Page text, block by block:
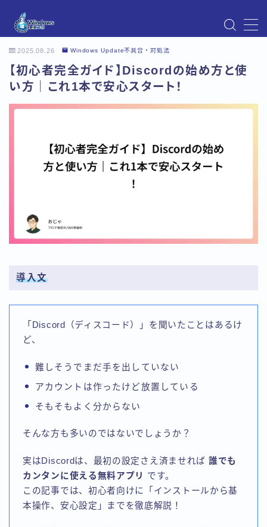
Instagram
Windows Updateの不具合・エラー対処法まとめ
【Windows11対応】
アクセス
トップページ
プライバシーポリシー
利用規約／特定商取引法に基づく表記
有料記事の決済完了ページ
運営者情報
2025.08.26 Windows Update不具合・対処法
【初心者完全ガイド】Discordの始め方と使
い方｜これ1本で安心スタート！
導入文
「Discord（ディスコード）」を聞いたことはあるけ
ど、
難しそうでまだ手を出していない
アカウントは作ったけど放置している
そもそもよく分からない
そんな方も多いのではないでしょうか？
実はDiscordは、最初の設定さえ済ませれば 誰でも
カンタンに使える無料アプリ
です。
この記事では、初心者向けに「インストールから基
本操作、安心設定」までを徹底解説！